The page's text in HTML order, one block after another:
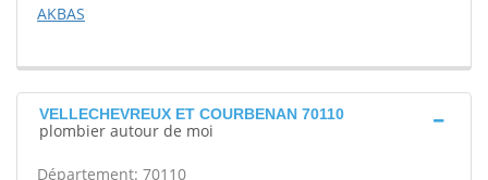
AKBAS
VELLECHEVREUX ET COURBENAN 70110
plombier autour de moi
Département: 70110